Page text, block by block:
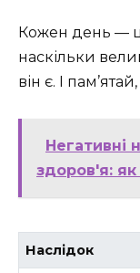
Кожен день —
наскільки
він є. І
Негативні
здоров'я: як
Наслідок